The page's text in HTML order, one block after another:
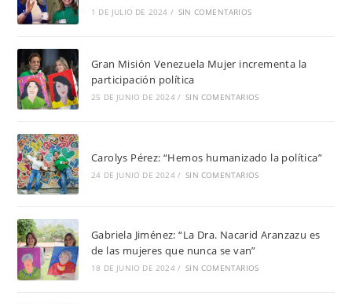
1 DE JULIO DE 2024 / SIN COMENTARIOS
Gran Misión Venezuela Mujer incrementa la
participación política
25 DE JUNIO DE 2024 / SIN COMENTARIOS
Carolys Pérez: “Hemos humanizado la política”
24 DE JUNIO DE 2024 / SIN COMENTARIOS
Gabriela Jiménez: “La Dra. Nacarid Aranzazu es
de las mujeres que nunca se van”
18 DE JUNIO DE 2024 / SIN COMENTARIOS